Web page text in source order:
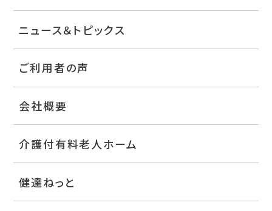
ニュース＆トピックス
ご利用者の声
会社概要
介護付有料老人ホーム
健達ねっと